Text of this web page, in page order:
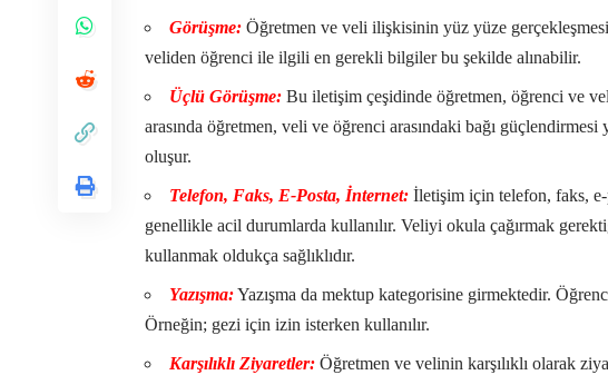
Görüşme: Öğretmen ve veli ilişkisinin yüz yüze
veliden öğrenci ile ilgili en gerekli bilgiler bu şekilde alınabilir.
Üçlü Görüşme: Bu iletişim çeşidinde öğretmen, öğrenci ve
arasında öğretmen, veli ve öğrenci arasındaki bağı
oluşur.
Telefon, Faks, E-Posta, İnternet: İletişim için telefon, faks,
genellikle acil durumlarda kullanılır. Veliyi okula çağırmak
kullanmak oldukça sağlıklıdır.
Yazışma:Yazışma da mektup kategorisine girmektedir.
Örneğin; gezi için izin isterken kullanılır.
Karşılıklı Ziyaretler: Öğretmen ve velinin karşılıklı olarak